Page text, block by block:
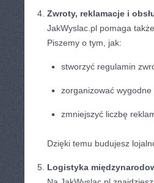
Zwroty, reklamacje i
JakWyslac.pl pomaga
Piszemy o tym, jak:
stworzyć regulamin
zorganizować wygodne
zmniejszyć liczbę
Dzięki temu budujesz
Logistyka